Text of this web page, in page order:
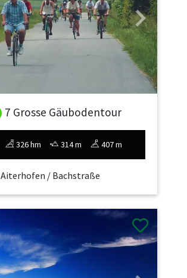
Next
7 Grosse Gäubodentour
326 hm 314 m 407 m
Aiterhofen / Bachstraße